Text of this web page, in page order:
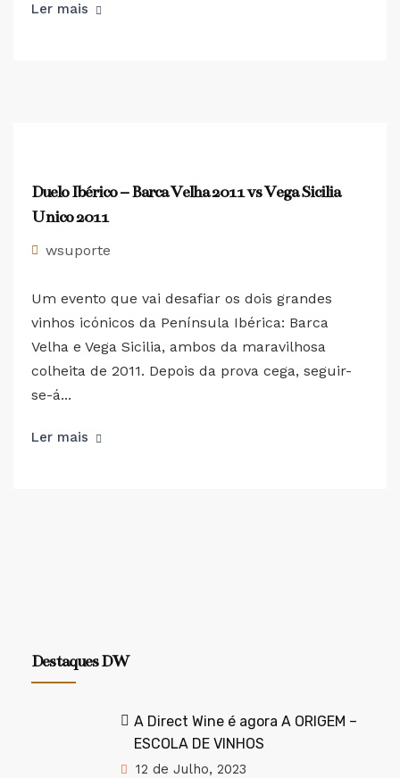
Ler mais
Duelo Ibérico – Barca Velha 2011 vs Vega Sicilia
Unico 2011
wsuporte
Um evento que vai desafiar os dois grandes
vinhos icónicos da Península Ibérica: Barca
Velha e Vega Sicilia, ambos da maravilhosa
colheita de 2011. Depois da prova cega, seguir-
se-á...
Ler mais
Destaques DW
A Direct Wine é agora A ORIGEM –
ESCOLA DE VINHOS
12 de Julho, 2023